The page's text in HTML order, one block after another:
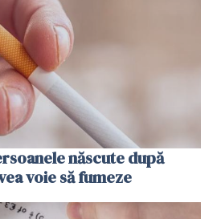
născute după
voie să fumeze